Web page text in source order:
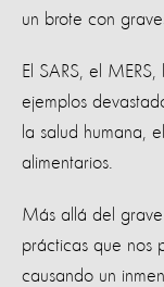
un brote con
El SARS, el
ejemplos
la salud humana,
alimentarios.
Más allá del
prácticas que nos
causando un